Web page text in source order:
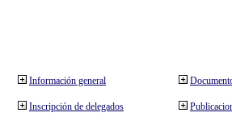
Información general
Inscripción de delegados